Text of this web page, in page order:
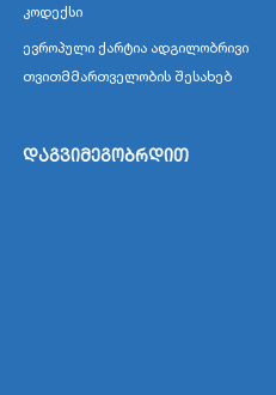
კოდექსი
ევროპული ქარტია ადგილობრივი
თვითმმართველობის შესახებ
დაგვიმეგობრდით